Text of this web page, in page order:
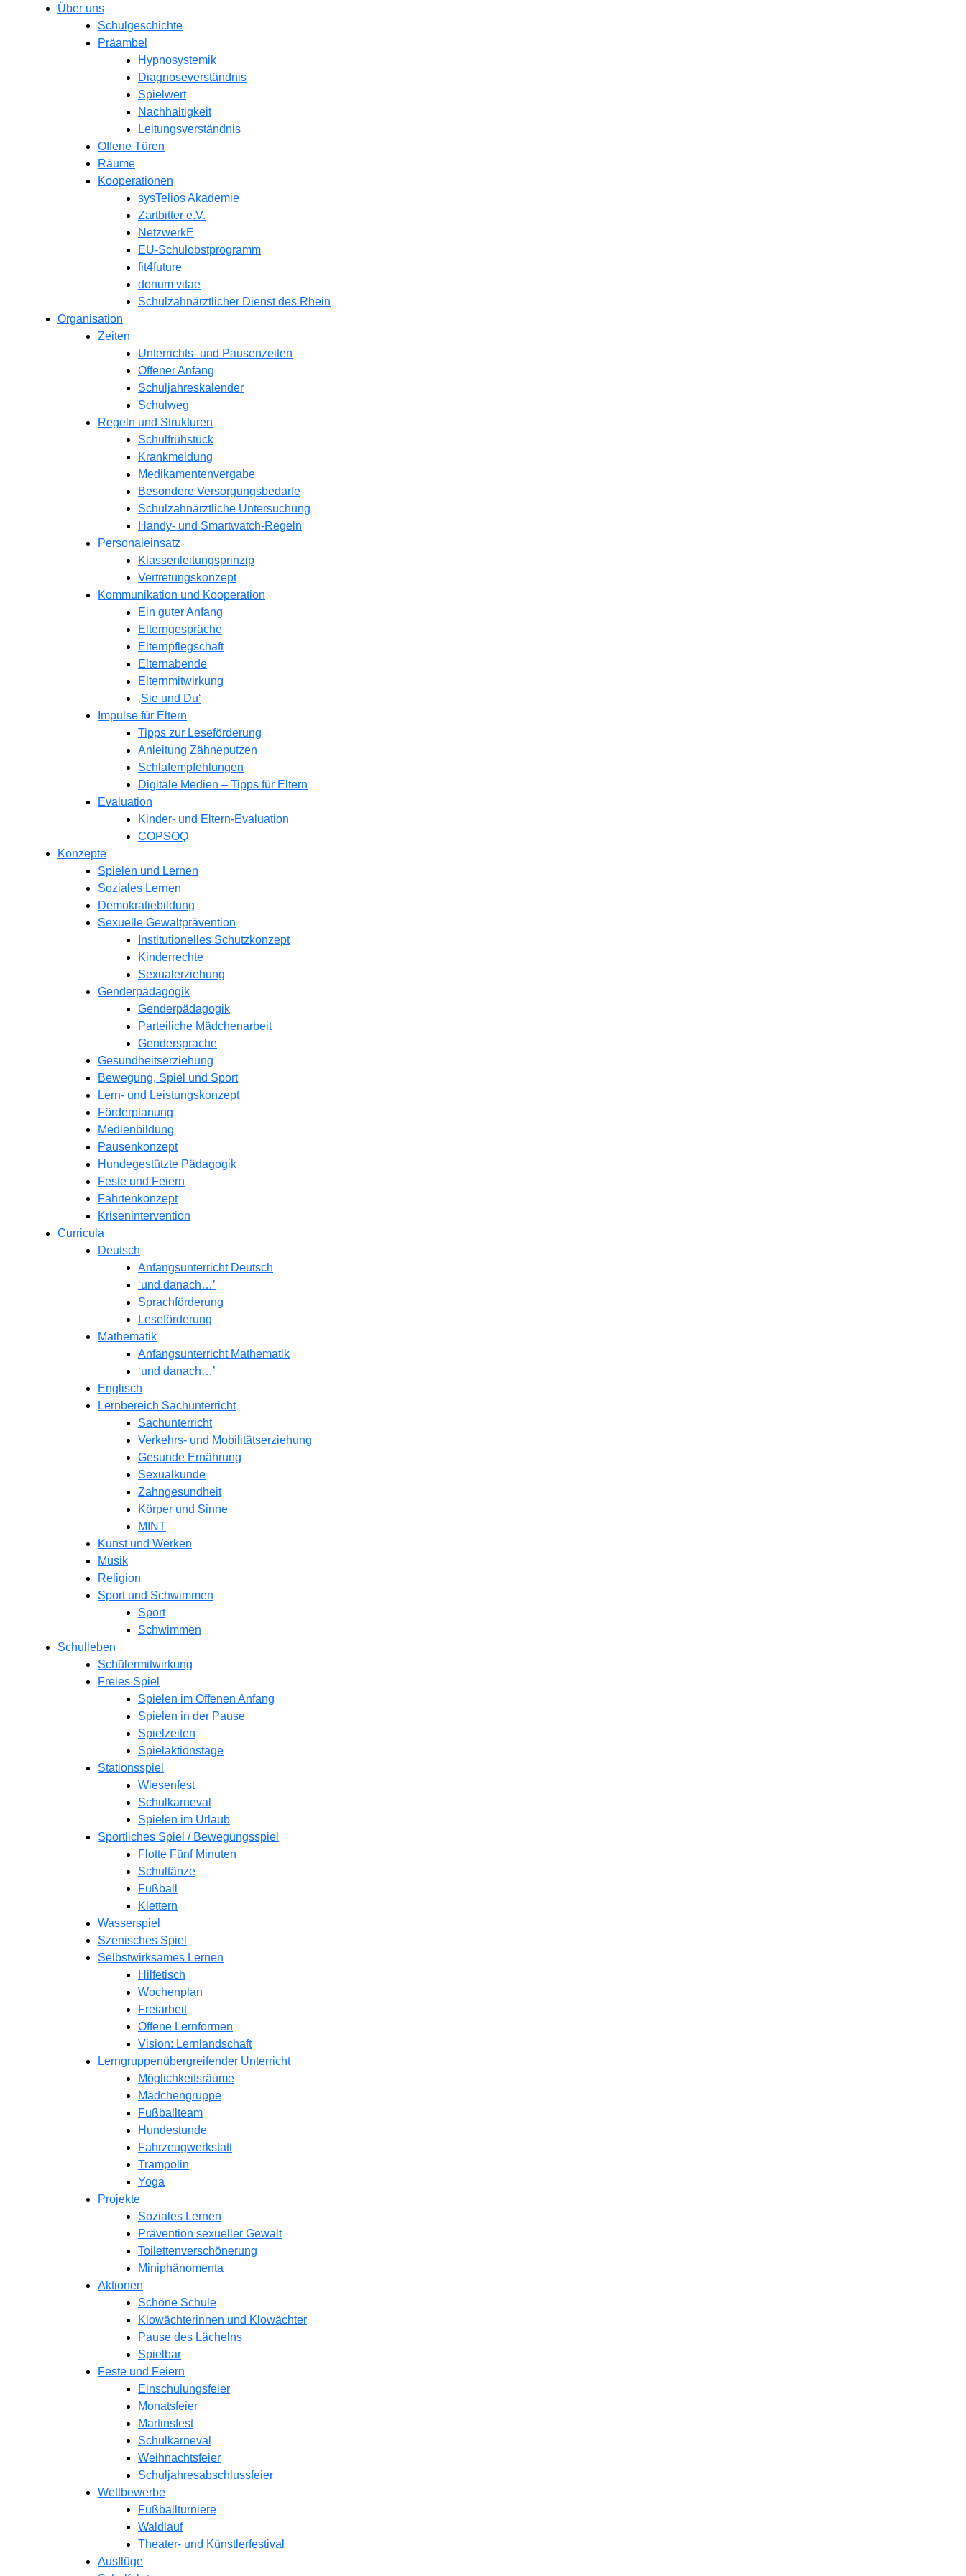
Über uns
Schulgeschichte
Präambel
Hypnosystemik
Diagnoseverständnis
Spielwert
Nachhaltigkeit
Leitungsverständnis
Offene Türen
Räume
Kooperationen
sysTelios Akademie
Zartbitter e.V.
NetzwerkE
EU-Schulobstprogramm
fit4future
donum vitae
Schulzahnärztlicher Dienst des Rhein
Organisation
Zeiten
Unterrichts- und Pausenzeiten
Offener Anfang
Schuljahreskalender
Schulweg
Regeln und Strukturen
Schulfrühstück
Krankmeldung
Medikamentenvergabe
Besondere Versorgungsbedarfe
Schulzahnärztliche Untersuchung
Handy- und Smartwatch-Regeln
Personaleinsatz
Klassenleitungsprinzip
Vertretungskonzept
Kommunikation und Kooperation
Ein guter Anfang
Elterngespräche
Elternpflegschaft
Elternabende
Elternmitwirkung
‚Sie und Du‘
Impulse für Eltern
Tipps zur Leseförderung
Anleitung Zähneputzen
Schlafempfehlungen
Digitale Medien – Tipps für Eltern
Evaluation
Kinder- und Eltern-Evaluation
COPSOQ
Konzepte
Spielen und Lernen
Soziales Lernen
Demokratiebildung
Sexuelle Gewaltprävention
Institutionelles Schutzkonzept
Kinderrechte
Sexualerziehung
Genderpädagogik
Genderpädagogik
Parteiliche Mädchenarbeit
Gendersprache
Gesundheitserziehung
Bewegung, Spiel und Sport
Lern- und Leistungskonzept
Förderplanung
Medienbildung
Pausenkonzept
Hundegestützte Pädagogik
Feste und Feiern
Fahrtenkonzept
Krisenintervention
Curricula
Deutsch
Anfangsunterricht Deutsch
‘und danach…’
Sprachförderung
Leseförderung
Mathematik
Anfangsunterricht Mathematik
‘und danach…’
Englisch
Lernbereich Sachunterricht
Sachunterricht
Verkehrs- und Mobilitätserziehung
Gesunde Ernährung
Sexualkunde
Zahngesundheit
Körper und Sinne
MINT
Kunst und Werken
Musik
Religion
Sport und Schwimmen
Sport
Schwimmen
Schulleben
Schülermitwirkung
Freies Spiel
Spielen im Offenen Anfang
Spielen in der Pause
Spielzeiten
Spielaktionstage
Stationsspiel
Wiesenfest
Schulkarneval
Spielen im Urlaub
Sportliches Spiel / Bewegungsspiel
Flotte Fünf Minuten
Schultänze
Fußball
Klettern
Wasserspiel
Szenisches Spiel
Selbstwirksames Lernen
Hilfetisch
Wochenplan
Freiarbeit
Offene Lernformen
Vision: Lernlandschaft
Lerngruppenübergreifender Unterricht
Möglichkeitsräume
Mädchengruppe
Fußballteam
Hundestunde
Fahrzeugwerkstatt
Trampolin
Yoga
Projekte
Soziales Lernen
Prävention sexueller Gewalt
Toilettenverschönerung
Miniphänomenta
Aktionen
Schöne Schule
Klowächterinnen und Klowächter
Pause des Lächelns
Spielbar
Feste und Feiern
Einschulungsfeier
Monatsfeier
Martinsfest
Schulkarneval
Weihnachtsfeier
Schuljahresabschlussfeier
Wettbewerbe
Fußballturniere
Waldlauf
Theater- und Künstlerfestival
Ausflüge